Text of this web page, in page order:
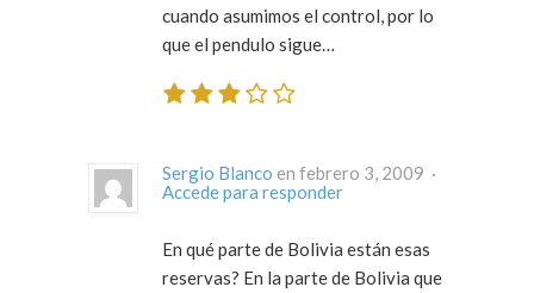
cuando asumimos el control, por lo
que el pendulo sigue…
Sergio Blanco
en febrero 3, 2009 ·
Accede para responder
En qué parte de Bolivia están esas
reservas? En la parte de Bolivia que